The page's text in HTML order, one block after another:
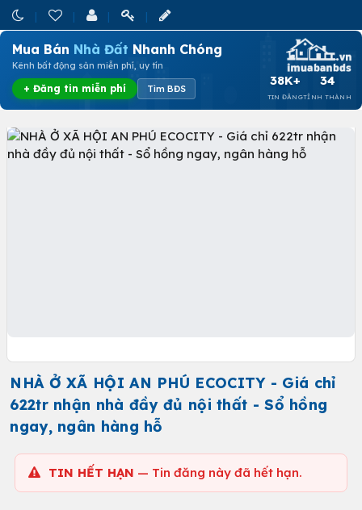
Mua Bán Nhà Đất Nhanh Chóng
Kênh bất động sản miễn phí, uy tín
+ Đăng tin miễn phí Tìm BĐS
38K+
TIN ĐĂNG
34
TỈNH THÀNH
NHÀ Ở XÃ HỘI AN PHÚ ECOCITY - Giá chỉ
622tr nhận nhà đầy đủ nội thất - Sổ hồng
ngay, ngân hàng hỗ
TIN HẾT HẠN — Tin đăng này đã hết hạn.